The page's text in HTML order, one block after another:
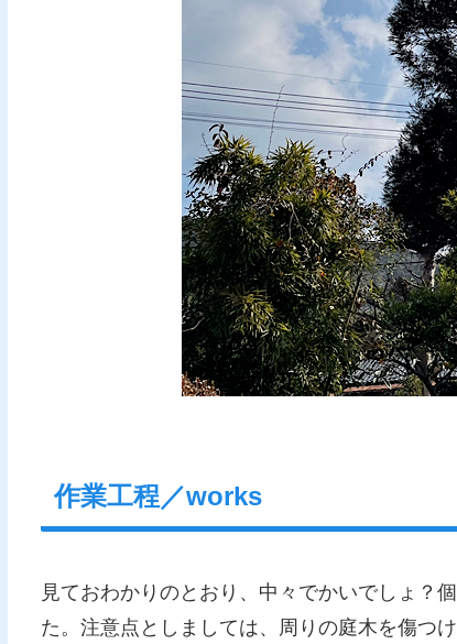
作業工程／works
見ておわかりのとおり、中々でかいでしょ？
た。注意点としましては、周りの庭木を傷つ